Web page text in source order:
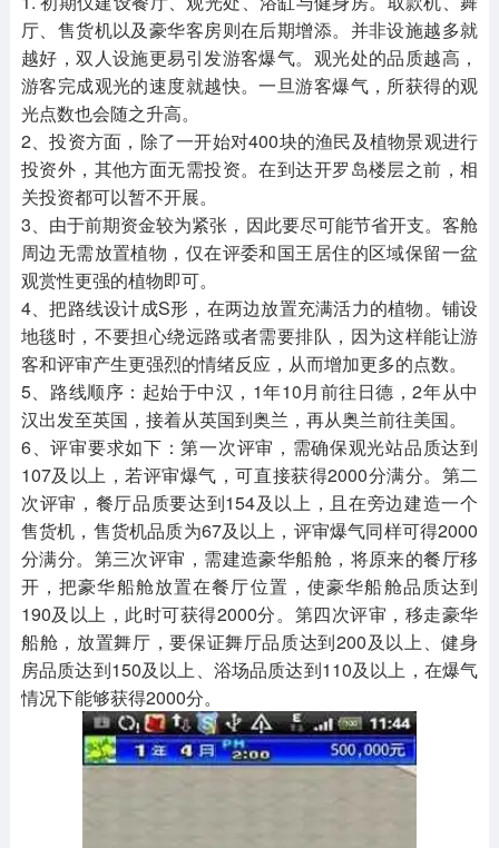
厅、售货机以及豪华客房则在后期增添。并非设施越多就
越好，双人设施更易引发游客爆气。观光处的品质越高，
游客完成观光的速度就越快。一旦游客爆气，所获得的观
光点数也会随之升高。
2、投资方面，除了一开始对400块的渔民及植物景观进行
投资外，其他方面无需投资。在到达开罗岛楼层之前，相
关投资都可以暂不开展。
3、由于前期资金较为紧张，因此要尽可能节省开支。客舱
周边无需放置植物，仅在评委和国王居住的区域保留一盆
观赏性更强的植物即可。
4、把路线设计成S形，在两边放置充满活力的植物。铺设
地毯时，不要担心绕远路或者需要排队，因为这样能让游
客和评审产生更强烈的情绪反应，从而增加更多的点数。
5、路线顺序：起始于中汉，1年10月前往日德，2年从中
汉出发至英国，接着从英国到奥兰，再从奥兰前往美国。
6、评审要求如下：第一次评审，需确保观光站品质达到
107及以上，若评审爆气，可直接获得2000分满分。第二
次评审，餐厅品质要达到154及以上，且在旁边建造一个
售货机，售货机品质为67及以上，评审爆气同样可得2000
分满分。第三次评审，需建造豪华船舱，将原来的餐厅移
开，把豪华船舱放置在餐厅位置，使豪华船舱品质达到
190及以上，此时可获得2000分。第四次评审，移走豪华
船舱，放置舞厅，要保证舞厅品质达到200及以上、健身
房品质达到150及以上、浴场品质达到110及以上，在爆气
情况下能够获得2000分。